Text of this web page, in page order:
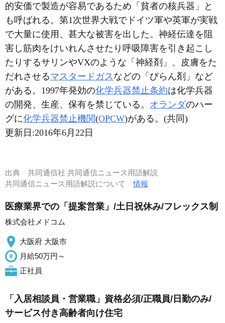
的安価で製造が容易であるため「貧者の核兵器」と
も呼ばれる。第1次世界大戦でドイツ軍や英軍が実戦
で大量に使用、甚大な被害を出した。神経伝達を阻
害し筋肉をけいれんさせたり呼吸障害を引き起こし
たりするサリンやVXのような「神経剤」、皮膚をた
だれさせるマスタードガス などの「びらん剤」など
がある。1997年発効の化学兵器禁止条約は化学兵器
の開発、生産、保有を禁じている。 オランダのハー
グに化学兵器禁止機関(OPCW)がある。(共同)
更新日:2016年6月22日
出典 共同通信社 共同通信ニュース用語解説
共同通信ニュース用語解説について情報
医療業界での「提案営業」/土日祝休み/フレックス制
株式会社メドコム
大阪府 大阪市
月給50万円～
正社員
「入居相談員・営業職」資格必須/正職員/日勤のみ/
サービス付き高齢者向け住宅